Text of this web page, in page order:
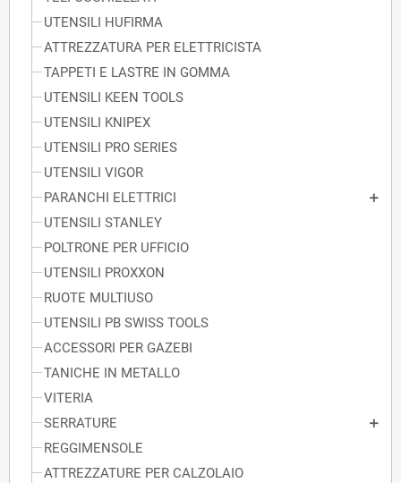
UTENSILI HUFIRMA
ATTREZZATURA PER ELETTRICISTA
TAPPETI E LASTRE IN GOMMA
UTENSILI KEEN TOOLS
UTENSILI KNIPEX
UTENSILI PRO SERIES
UTENSILI VIGOR
PARANCHI ELETTRICI
UTENSILI STANLEY
POLTRONE PER UFFICIO
UTENSILI PROXXON
RUOTE MULTIUSO
UTENSILI PB SWISS TOOLS
ACCESSORI PER GAZEBI
TANICHE IN METALLO
VITERIA
SERRATURE
REGGIMENSOLE
ATTREZZATURE PER CALZOLAIO